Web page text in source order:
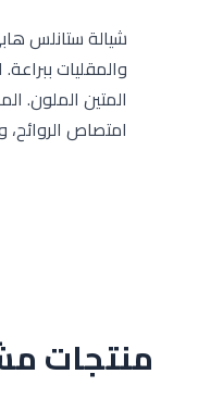
والمقليات
المتين الملون.
امتصاص الروائح،
منتجات